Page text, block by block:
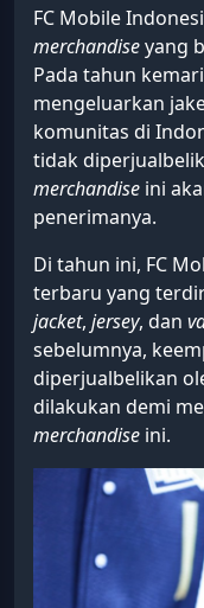
FC Mobile
merchandiseyang
Pada tahun
mengeluarkan
komunitas di
tidak
merchandise ini
penerimanya.
Di tahun ini, FC
terbaru yang
jacket, jersey, dan
sebelumnya,
diperjualbelikan
dilakukan demi
merchandise ini.